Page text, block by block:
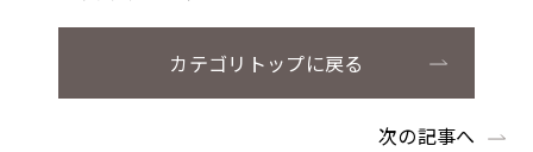
カテゴリトップに戻る
次の記事へ